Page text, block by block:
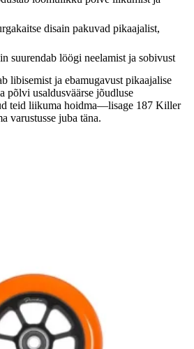
disain pakuvad pikaajalist,
suurendab löögi neelamist ja sobivust
libisemist ja ebamugavust pikaajalise
põlvi usaldusväärse jõudluse
teid liikuma hoidma—lisage 187 Killer
varustusse juba täna.